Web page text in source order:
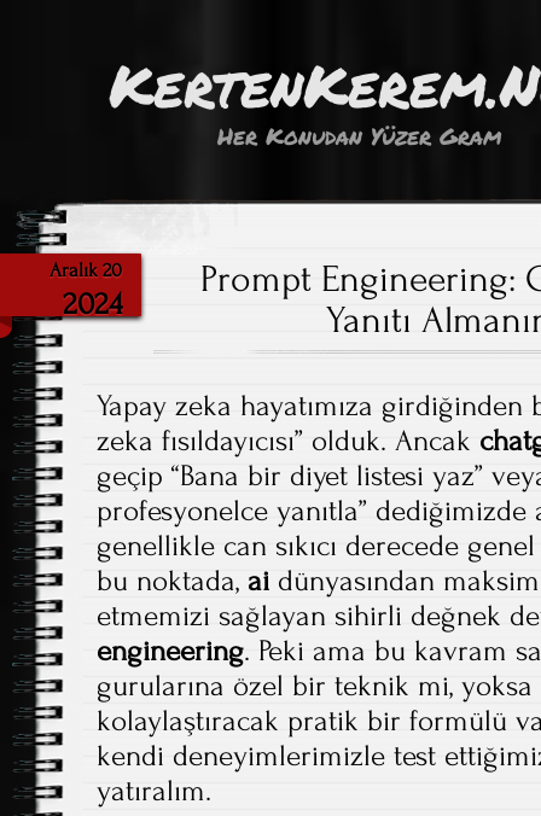
Her Konudan Yüzer Gram
Aralık 20
2024
Prompt Engineering:
Yanıtı
Yapay zeka hayatımıza
zeka fısıldayıcısı” olduk. Ancak
geçip “Bana bir diyet listesi yaz”
profesyonelce yanıtla” dediğimizde
genellikle can sıkıcı derecede
bu noktada, ai dünyasından
etmemizi sağlayan sihirli değnek
engineering. Peki ama bu kavram
gurularına özel bir teknik mi,
kolaylaştıracak pratik bir formülü
kendi deneyimlerimizle test
yatıralım.